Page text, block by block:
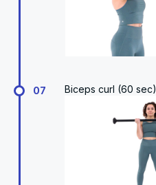
07 Biceps curl (60 sec)